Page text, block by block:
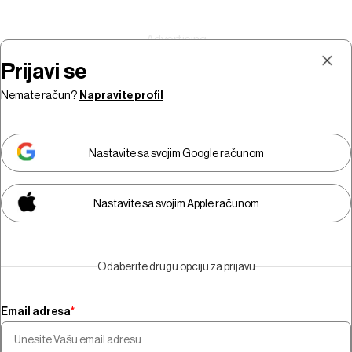
Morate biti pretplatnik da biste
gledali video sadržaj.
Pretplatite se
Prijavi se
Nemate račun? Napravite profil
Nastavite sa svojim Google računom
Nastavite sa svojim Apple računom
Odaberite drugu opciju za prijavu
Email adresa*